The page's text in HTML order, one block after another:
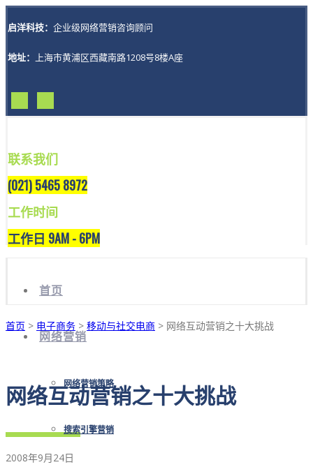
启洋科技： 企业级网络营销咨询顾问
地址： 上海市黄浦区西藏南路1208号8楼A座
联系我们
(021) 5465 8972
工作时间
工作日 9AM - 6PM
首页
网络营销
网络营销策略
搜索引擎营销
首页 > 电子商务 > 移动与社交电商 > 网络互动营销之十大挑战
网络互动营销之十大挑战
2008年9月24日